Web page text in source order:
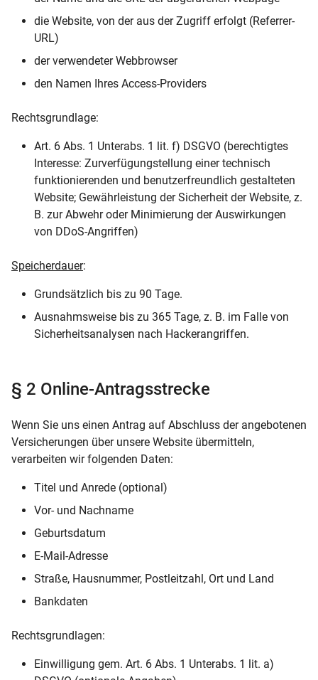
die Website, von der aus der Zugriff erfolgt (Referrer-
URL)
der verwendeter Webbrowser
den Namen Ihres Access-Providers
Rechtsgrundlage:
Art. 6 Abs. 1 Unterabs. 1 lit. f) DSGVO (berechtigtes
Interesse: Zurverfügungstellung einer technisch
funktionierenden und benutzerfreundlich gestalteten
Website; Gewährleistung der Sicherheit der Website, z.
B. zur Abwehr oder Minimierung der Auswirkungen
von DDoS-Angriffen)
Speicherdauer:
Grundsätzlich bis zu 90 Tage.
Ausnahmsweise bis zu 365 Tage, z. B. im Falle von
Sicherheitsanalysen nach Hackerangriffen.
§ 2 Online-Antragsstrecke
Wenn Sie uns einen Antrag auf Abschluss der angebotenen
Versicherungen über unsere Website übermitteln,
verarbeiten wir folgenden Daten:
Titel und Anrede (optional)
Vor- und Nachname
Geburtsdatum
E-Mail-Adresse
Straße, Hausnummer, Postleitzahl, Ort und Land
Bankdaten
Rechtsgrundlagen:
Einwilligung gem. Art. 6 Abs. 1 Unterabs. 1 lit. a)